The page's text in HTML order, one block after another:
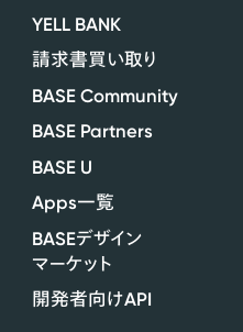
YELL BANK
請求書買い取り
BASE Community
BASE Partners
BASE U
Apps一覧
BASEデザイン
マーケット
開発者向けAPI